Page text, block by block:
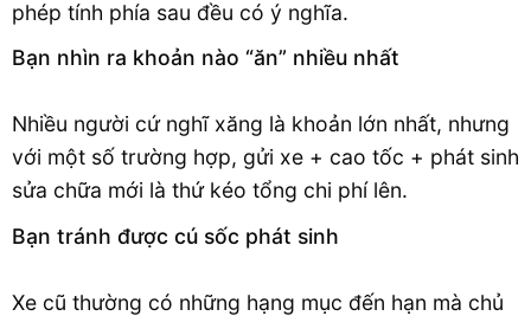
phép tính phía sau đều có ý nghĩa.
Bạn nhìn ra khoản nào “ăn” nhiều nhất
Nhiều người cứ nghĩ xăng là khoản lớn nhất, nhưng
với một số trường hợp, gửi xe + cao tốc + phát sinh
sửa chữa mới là thứ kéo tổng chi phí lên.
Bạn tránh được cú sốc phát sinh
Xe cũ thường có những hạng mục đến hạn mà chủ